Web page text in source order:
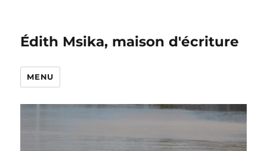
Édith Msika, maison d'écriture
MENU